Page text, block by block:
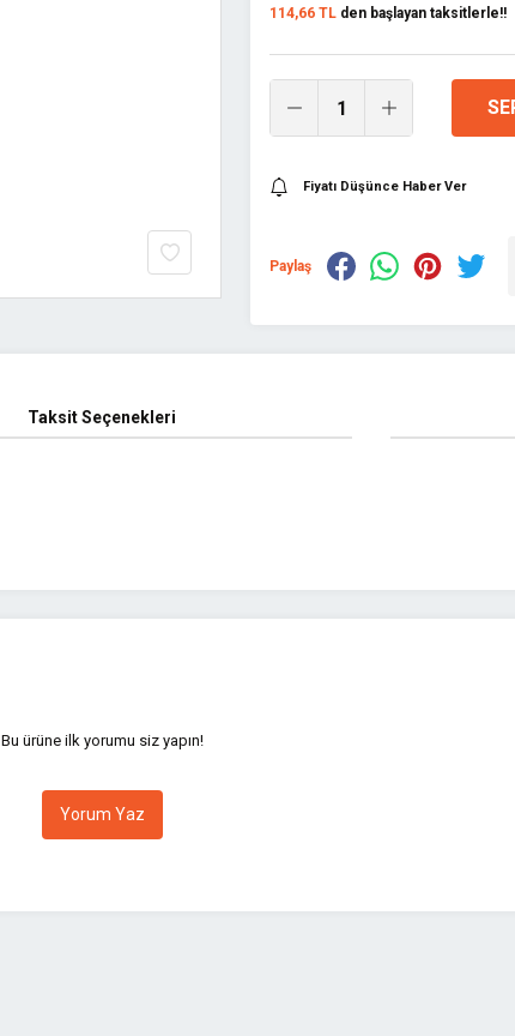
114,66 TL den başlayan taksitlerle!!
Fiyatı Düşünce Haber Ver
Paylaş
Taksit Seçenekleri
Bu ürüne ilk yorumu siz yapın!
Yorum Yaz